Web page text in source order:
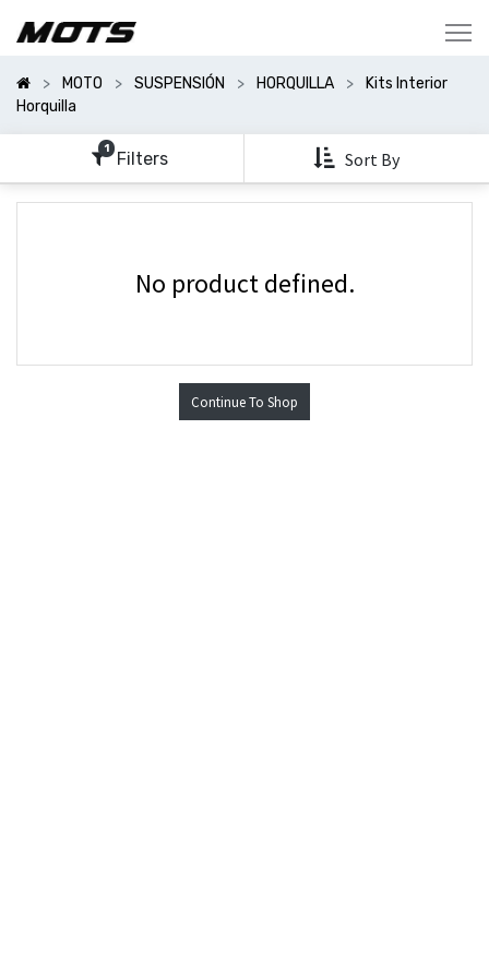
MOTO SUSPENSIÓN HORQUILLA
Kits Interior
Horquilla
1 Filters Sort By
Categorías
Mostrar
Opciones
No product defined.
Continue To Shop